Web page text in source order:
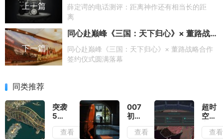
上一篇
薛定谔的电话测评：距离神作还有相当长的距
离
下一篇
同心赴巅峰《三国：天下归心》× 董路战略合作签约仪式圆满落幕
同心赴巅峰《三国：天下归心》× 董路战略合作
签约仪式圆满落幕
同类推荐
突袭
5测
评：
除了
查看
007
初露
锋芒
查看
超时
空地
牢测
评：
查看